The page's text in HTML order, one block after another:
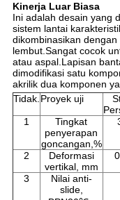
Kinerja Luar Biasa
Ini adalah desain yang
sistem lantai
dikombinasikan
lembut.Sangat cocok
atau aspal.Lapisan
dimodifikasi satu
akrilik dua komponen
Tidak.Proyek uji
1
Tingkat
penyerapan
goncangan,%
2
Deformasi
vertikal, mm
3
Nilai anti-
slide,